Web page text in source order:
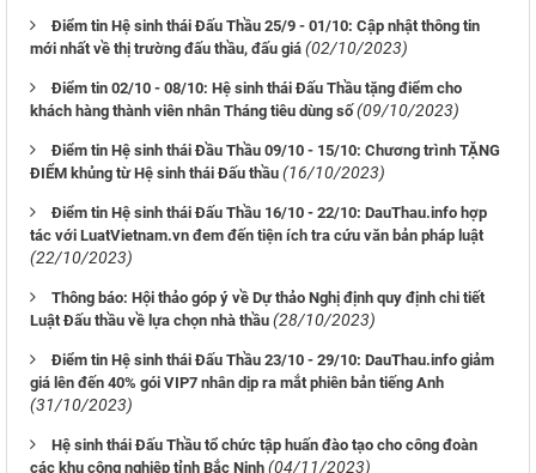
Điểm tin Hệ sinh thái Đấu Thầu 25/9 - 01/10: Cập nhật thông tin
mới nhất về thị trường đấu thầu, đấu giá (02/10/2023)
Điểm tin 02/10 - 08/10: Hệ sinh thái Đấu Thầu tặng điểm cho
khách hàng thành viên nhân Tháng tiêu dùng số (09/10/2023)
Điểm tin Hệ sinh thái Đầu Thầu 09/10 - 15/10: Chương trình TẶNG
ĐIỂM khủng từ Hệ sinh thái Đấu thầu (16/10/2023)
Điểm tin Hệ sinh thái Đấu Thầu 16/10 - 22/10: DauThau.info hợp
tác với LuatVietnam.vn đem đến tiện ích tra cứu văn bản pháp luật
(22/10/2023)
Thông báo: Hội thảo góp ý về Dự thảo Nghị định quy định chi tiết
Luật Đấu thầu về lựa chọn nhà thầu (28/10/2023)
Điểm tin Hệ sinh thái Đấu Thầu 23/10 - 29/10: DauThau.info giảm
giá lên đến 40% gói VIP7 nhân dịp ra mắt phiên bản tiếng Anh
(31/10/2023)
Hệ sinh thái Đấu Thầu tổ chức tập huấn đào tạo cho công đoàn
các khu công nghiệp tỉnh Bắc Ninh (04/11/2023)